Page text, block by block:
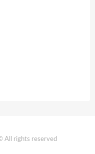
All rights reserved